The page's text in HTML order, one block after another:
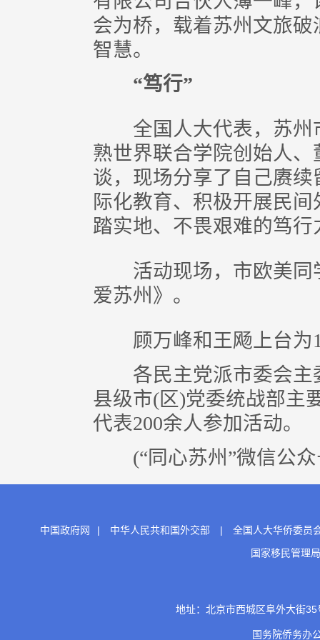
会为桥，载着苏州文旅
智慧。
“笃行”
全国人大代表，苏州
熟世界联合学院创始人
谈，现场分享了自己赓
际化教育、积极开展民
踏实地、不畏艰难的笃行
活动现场，市欧美同
爱苏州》。
顾万峰和王飏上台为
各民主党派市委会主
县级市(区)党委统战部主
代表200余人参加活动。
(“同心苏州”微信公众
中国政府网 | 中华人民共和国外交部 |
全国人大华侨委员
国家移民管理局
地址：北京市西城区阜外大街
国务院侨务